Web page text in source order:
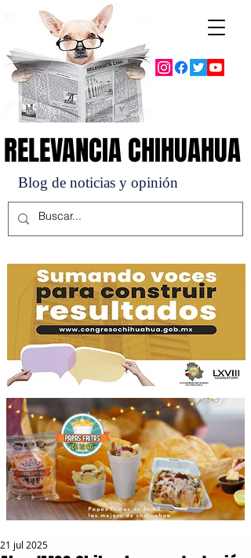
Blog de noticias y opinión
RELEVANCIA CHIHUAHUA
RELEVANCIA CHIHUAHUA
21 jul 2025